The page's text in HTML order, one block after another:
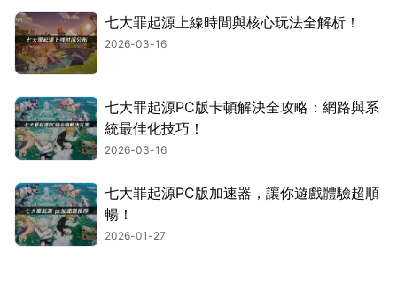
七大罪起源上線時間與核心玩法全解析！
2026-03-16
七大罪起源PC版卡頓解決全攻略：網路與系
統最佳化技巧！
2026-03-16
七大罪起源PC版加速器，讓你遊戲體驗超順
暢！
2026-01-27